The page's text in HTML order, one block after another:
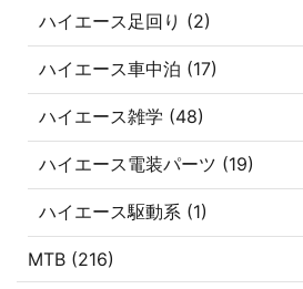
ハイエース足回り (2)
ハイエース車中泊 (17)
ハイエース雑学 (48)
ハイエース電装パーツ (19)
ハイエース駆動系 (1)
MTB (216)